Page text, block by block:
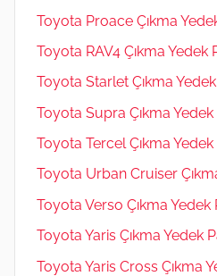
Toyota Proace Çıkma
Toyota RAV4 Çıkma Yedek
Toyota Starlet Çıkma
Toyota Supra Çıkma Yedek
Toyota Tercel Çıkma Yedek
Toyota Urban Cruiser
Toyota Verso Çıkma Yedek
Toyota Yaris Çıkma Yedek
Toyota Yaris Cross Çıkma